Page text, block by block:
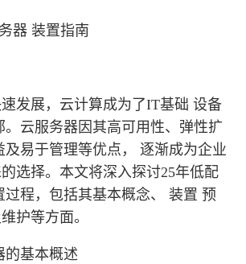
器 装置指南
发展，云计算成为了IT基础 设备
。云服务器因其高可用性、弹性扩
及易于管理等优点， 逐渐成为企业
选择。本文将深入探讨25年低配
过程，包括其基本概念、 装置 预
护等方面。
的基本概述